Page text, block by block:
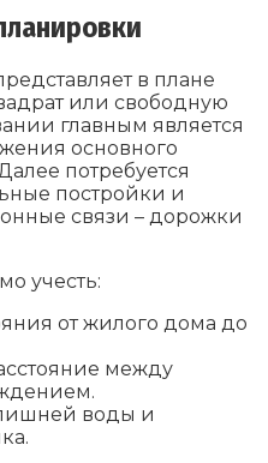
в плане
или свободную
главным является
основного
потребуется
постройки и
связи – дорожки
учесть:
от жилого дома до
между
воды и